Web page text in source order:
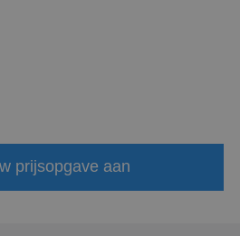
prijsopgave aan